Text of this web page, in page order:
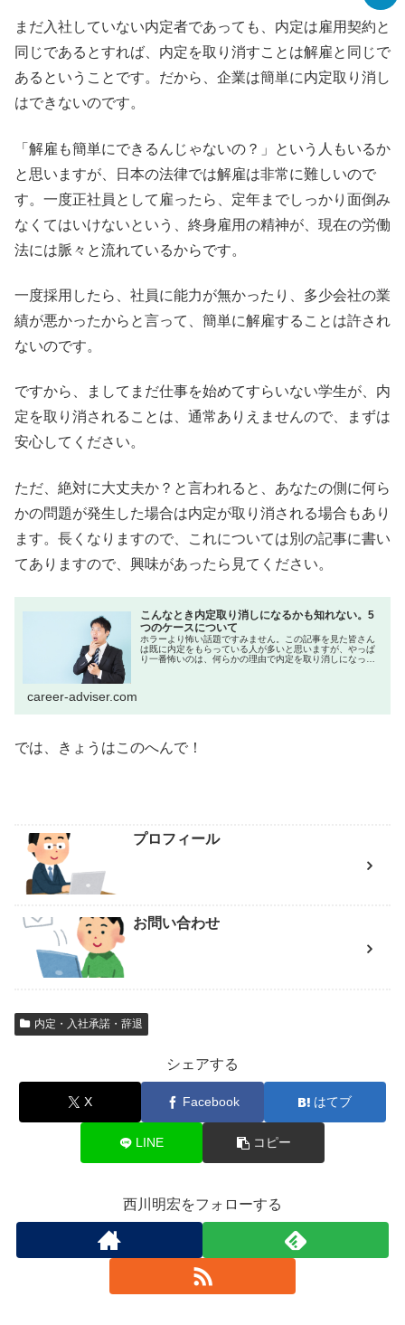
まだ入社していない内定者であっても、内定は雇用契約と
同じであるとすれば、内定を取り消すことは解雇と同じで
あるということです。だから、企業は簡単に内定取り消し
はできないのです。
「解雇も簡単にできるんじゃないの？」という人もいるか
と思いますが、日本の法律では解雇は非常に難しいので
す。一度正社員として雇ったら、定年までしっかり面倒み
なくてはいけないという、終身雇用の精神が、現在の労働
法には脈々と流れているからです。
一度採用したら、社員に能力が無かったり、多少会社の業
績が悪かったからと言って、簡単に解雇することは許され
ないのです。
ですから、ましてまだ仕事を始めてすらいない学生が、内
定を取り消されることは、通常ありえませんので、まずは
安心してください。
ただ、絶対に大丈夫か？と言われると、あなたの側に何ら
かの問題が発生した場合は内定が取り消される場合もあり
ます。長くなりますので、これについては別の記事に書い
てありますので、興味があったら見てください。
こんなとき内定取り消しになるかも知れない。5
つのケースについて
ホラーより怖い話題ですみません。この記事を見た皆さん
は既に内定をもらっている人が多いと思いますが、やっぱ
り一番怖いのは、何らかの理由で内定を取り消しになって
career-adviser.com
では、きょうはこのへんで！
プロフィール
お問い合わせ
内定・入社承諾・辞退
シェアする
X Facebook はてブ
LINE コピー
西川明宏をフォローする